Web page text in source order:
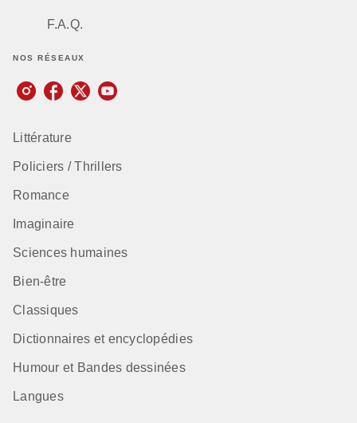
F.A.Q.
NOS RÉSEAUX
Littérature
Policiers / Thrillers
Romance
Imaginaire
Sciences humaines
Bien-être
Classiques
Dictionnaires et encyclopédies
Humour et Bandes dessinées
Langues